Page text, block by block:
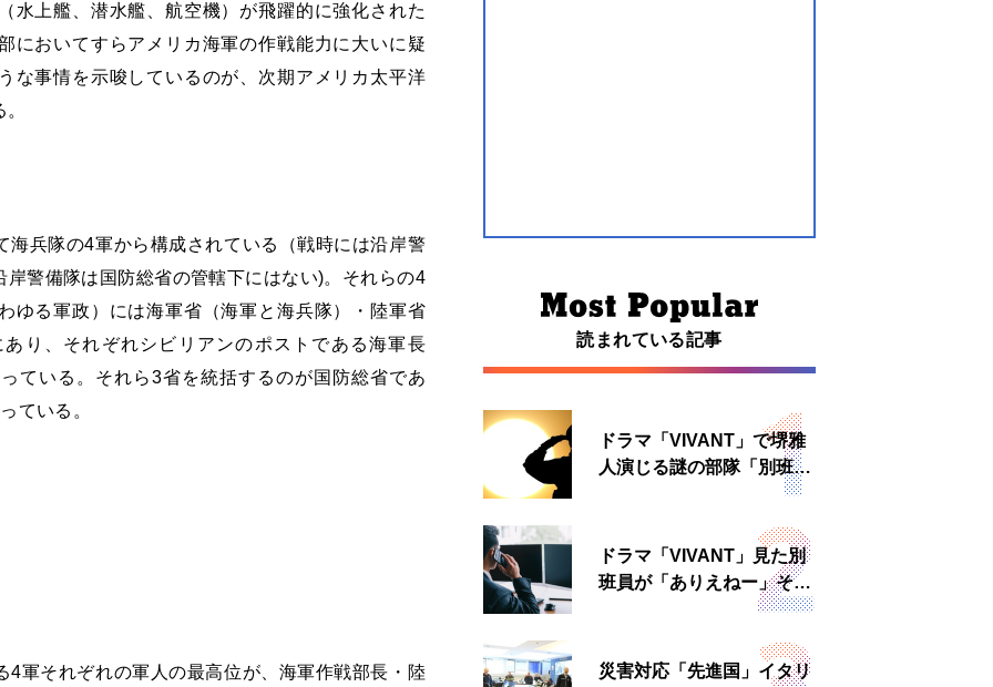
水上艦、潜水艦、航空機）が飛躍的に強化された
においてすらアメリカ海軍の作戦能力に大いに疑
な事情を示唆しているのが、次期アメリカ太平洋
海兵隊の4軍から構成されている（戦時には沿岸警
警備隊は国防総省の管轄下にはない)。それらの4
ゆる軍政）には海軍省（海軍と海兵隊）・陸軍省
り、それぞれシビリアンのポストである海軍長
ている。それら3省を統括するのが国防総省であ
ている。
4軍それぞれの軍人の最高位が、海軍作戦部長・陸
読まれている記事
ドラマ「VIVANT」で堺雅
人演じる謎の部隊「別班」
は実在する？内情知る人物
ドラマ「VIVANT」見た別
班員が「ありえねー」その
理由とは 非公然組織ゆえ
災害対応「先進国」イタリ